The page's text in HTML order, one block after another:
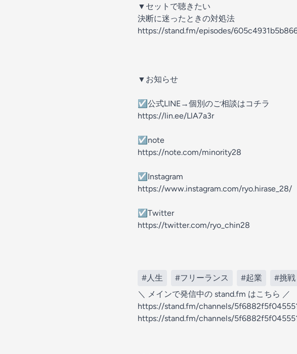
▼セットで聴きたい
決断に迷ったときの対処法
https://stand.fm/episodes/
▼お知らせ
☑︎公式LINE→個別のご相談はコチラ
https://lin.ee/LlA7a3r
☑︎note
https://note.com/minority28
☑︎Instagram
https://www.instagram.com/ryo.hirase_28/
☑︎Twitter
https://twitter.com/ryo_chin28
#人生 #フリーランス #起業 #挑戦
＼ メインで発信中の stand.fm はこちら ／
⁠https://stand.fm/channels/
https://stand.fm/channels/